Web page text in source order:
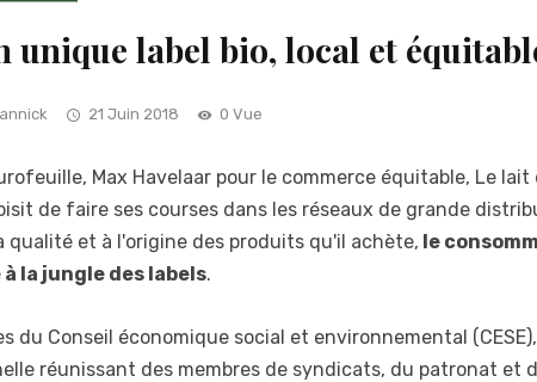
unique label bio, local et
21 Juin 2018 0 Vue
Max Havelaar pour le commerce équitable, Le lait
de faire ses courses dans les réseaux de grande
et à l'origine des produits qu'il achète, le
la jungle des labels.
du Conseil économique social et environnemental
réunissant des membres de syndicats, du patronat et